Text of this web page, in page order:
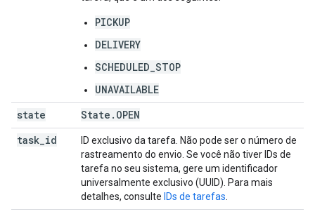
PICKUP
DELIVERY
SCHEDULED_STOP
UNAVAILABLE
state
State . OPEN
task id
ID exclusivo da tarefa. Não pode ser o número de
rastreamento do envio. Se você não tiver IDs de
tarefa no seu sistema, gere um identificador
universalmente exclusivo (UUID). Para mais
detalhes, consulte IDs de tarefas